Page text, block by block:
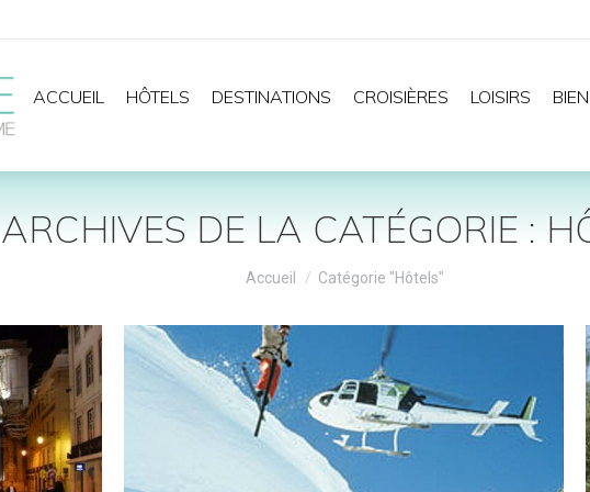
ACCUEIL HÔTELS DESTINATIONS CROISIÈRES LOISIRS
ARCHIVES DE LA CATÉGORIE :
Vous êtes ici :
Accueil Catégorie "Hôtels"